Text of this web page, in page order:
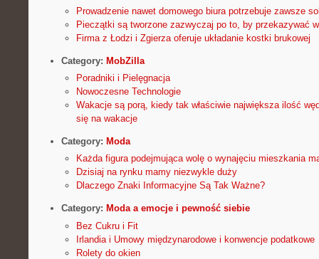
Prowadzenie nawet domowego biura potrzebuje zawsze
Pieczątki są tworzone zazwyczaj po to, by przekazywać
Firma z Łodzi i Zgierza oferuje układanie kostki brukowej
Category: MobZilla
Poradniki i Pielęgnacja
Nowoczesne Technologie
Wakacje są porą, kiedy tak właściwie największa ilość
się na wakacje
Category: Moda
Każda figura podejmująca wolę o wynajęciu mieszkania
Dzisiaj na rynku mamy niezwykle duży
Dlaczego Znaki Informacyjne Są Tak Ważne?
Category: Moda a emocje i pewność siebie
Bez Cukru i Fit
Irlandia i Umowy międzynarodowe i konwencje podatkowe
Rolety do okien